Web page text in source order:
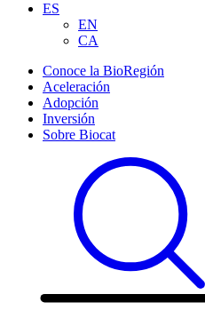
ES
EN
CA
Conoce la BioRegión
Aceleración
Adopción
Inversión
Sobre Biocat